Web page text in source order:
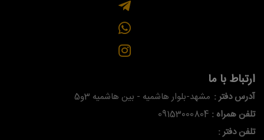
ارتباط با ما
آدرس دفتر : مشهد-بلوار هاشمیه - بین هاشمیه 3و5
تلفن همراه : 09153000804
تلفن دفتر :